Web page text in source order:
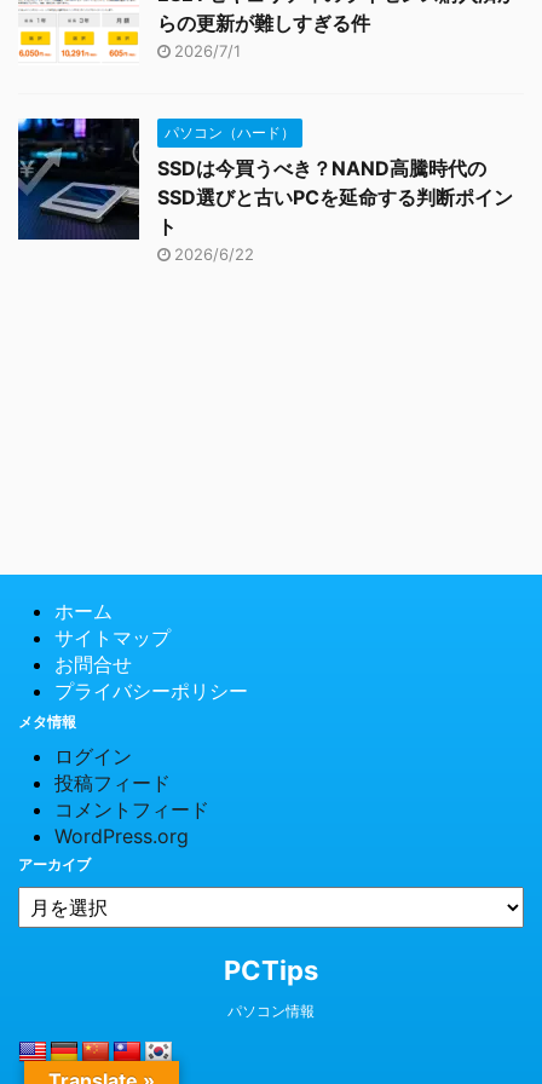
らの更新が難しすぎる件
2026/7/1
パソコン（ハード）
SSDは今買うべき？NAND高騰時代の
SSD選びと古いPCを延命する判断ポイン
ト
2026/6/22
ホーム
サイトマップ
お問合せ
プライバシーポリシー
メタ情報
ログイン
投稿フィード
コメントフィード
WordPress.org
アーカイブ
PCTips
パソコン情報
© 2026 PCTips